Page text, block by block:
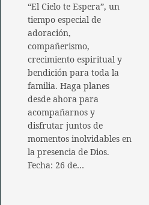
“El Cielo te Espera”, un
tiempo especial de
adoración,
compañerismo,
crecimiento espiritual y
bendición para toda la
familia. Haga planes
desde ahora para
acompañarnos y
disfrutar juntos de
momentos inolvidables en
la presencia de Dios.
Fecha: 26 de…